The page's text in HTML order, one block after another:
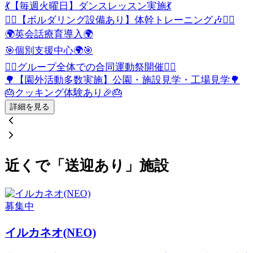
💃【毎週火曜日】ダンスレッスン実施💃
🧗‍♀️【ボルダリング設備あり】体幹トレーニング🎶🧗‍♀️
🌍英会話療育導入🌍
🎯個別支援中心🌍🎯
🏃‍♂️グループ全体での合同運動祭開催🏃‍♂️
🌳【園外活動多数実施】公園・施設見学・工場見学🌳
🎂クッキング体験あり🎉🎂
詳細を見る
近くで「送迎あり」施設
募集中
イルカネオ(NEO)